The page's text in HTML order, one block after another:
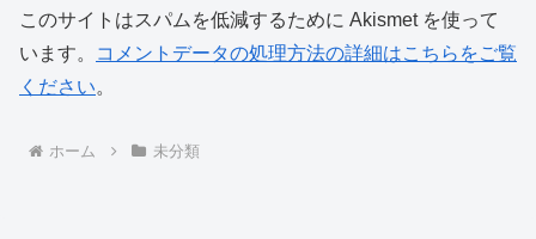
このサイトはスパムを低減するために Akismet を使って
います。
コメントデータの処理方法の詳細はこちらをご覧
ください。
ホーム 未分類